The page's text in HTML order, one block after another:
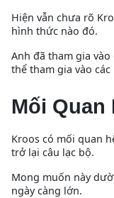
Hiện vẫn chưa rõ
hình thức nào đó.
Anh đã tham gia
thể tham gia vào
Mối Quan
Kroos có mối quan
trở lại câu lạc bộ.
Mong muốn này
ngày càng lớn.